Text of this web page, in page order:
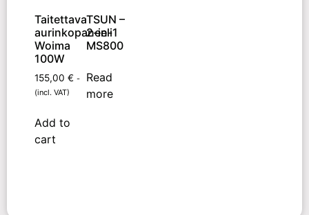
Taitettava
aurinkopaneeli
Woima
100W
155,00 € -
(incl. VAT)
Add to
cart
TSUN –
2-in-1
MS800
Read
more